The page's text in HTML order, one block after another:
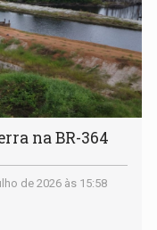
na BR-364
de 2026 às 15:58